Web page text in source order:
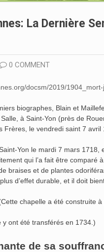
La Dernière
0 COMMENT
docsm/2019/
biographes, Blain et
à Saint-Yon (près de
Frères, le vendredi saint 7 avril
Yon le mardi 7 mars 1718,
qui l’a fait être
braises et de plantes
d’effet durable, et il doit
chapelle a été construite
y ont été transférés en 1734.)
de sa